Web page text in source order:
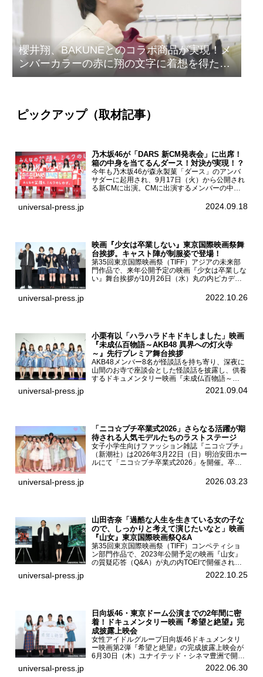
櫻井翔、BAKUNEとのコラボ商品が実現！メ
ンバーカラーの赤に翔の文字に着想を得たデ
ザイン
ピックアップ（取材記事）
乃木坂46が「DARS 新CM発表会」に出席！
箱の中身を当てるんダース！対決が実現！？
今年も乃木坂46が森永製菓「ダース」のアンバ
サダーに起用され、9月17日（火）から公開され
る新CMに出演。CMに出演するメンバーの中か
一ノ瀬美空、菅原咲月が都内にて開催された
universal-press.jp 2024.09.18
映画『少女は卒業しない』東京国際映画祭舞
台挨拶。キャスト陣が制服姿で登場！
第35回東京国際映画祭（TIFF）アジアの未来部
門作品で、来年公開予定の映画『少女は卒業しな
い』舞台挨拶が10月26日（水）丸の内ピカデリ
宮山莉渚、中井友望、監督の中川駿が登壇。映画
universal-press.jp 2022.10.26
小栗有以「ハラハラドキドキしました」映画
『未成仏百物語～AKB48 異界への灯火寺
～』先行プレミア舞台挨拶
AKB48メンバー8名が怪談話を持ち寄り、深夜に
山間のお寺で座談会とした怪談話を披露し、供養
するドキュメンタリー映画『未成仏百物語～
AKB48異界への灯火寺～』の先行プレミア舞台
挨拶が東京・ユナイテッド・シネマ豊洲で開催さ
universal-press.jp 2021.09.04
「ニコ☆プチ卒業式2026」さらなる活躍が期
待される人気モデルたちのラストステージ
女子小学生向けファッション雑誌『ニコ☆プチ』
（新潮社）は2026年3月22日（日）明治安田ホー
ルにて「ニコ☆プチ卒業式2026」を開催。卒業
ん、末永ひなた、高梨琴乃、土井ありさ、藤田蒼
universal-press.jp 2026.03.23
山田杏奈「過酷な人生を生きている女の子な
ので、しっかりと考えて演じたいなと」映画
『山女』東京国際映画祭Q&A
第35回東京国際映画祭（TIFF）コンペティショ
ン部門作品で、2023年公開予定の映画『山女』
の質疑応答（Q&A）が丸の内TOEIで開催され、
主演を務めた女優の山田杏奈、監督の福永壮志が
登壇。本作について語った。映画『山女』第35
universal-press.jp 2022.10.25
日向坂46・東京ドーム公演までの2年間に密
着！ドキュメンタリー映画『希望と絶望』完
成披露上映会
女性アイドルグループ日向坂46ドキュメンタリ
ー映画第2弾『希望と絶望』の完成披露上映会が
6月30日（木）ユナイテッド・シネマ豊洲で開催
され、日向坂46メンバーの加藤史帆、齊藤京
子、佐々木久美、富田鈴花、松田好花の5人が登
universal-press.jp 2022.06.30